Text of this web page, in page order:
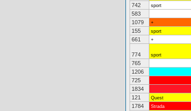
742
sport
583
1079
+
155
sport
661
+
774 sport
765
1206
725
1834
121
Quest
1784
Strada